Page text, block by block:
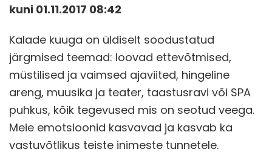
kuni 01.11.2017 08:42
Kalade kuuga on üldiselt soodustatud
järgmised teemad: loovad ettevõtmised,
müstilised ja vaimsed ajaviited, hingeline
areng, muusika ja teater, taastusravi või SPA
puhkus, kõik tegevused mis on seotud veega.
Meie emotsioonid kasvavad ja kasvab ka
vastuvõtlikus teiste inimeste tunnetele.